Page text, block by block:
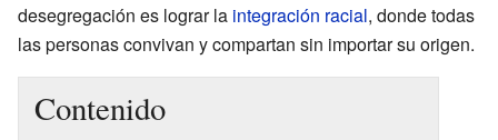
desegregación es lograr la integración racial, donde todas
las personas convivan y compartan sin importar su origen.
Contenido